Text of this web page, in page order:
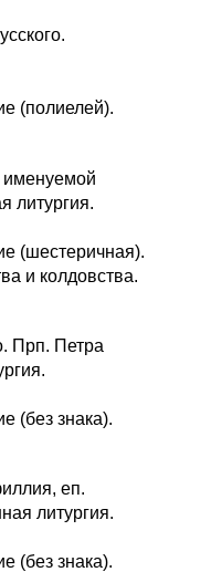
(полиелей).
литургия.
(шестеричная).
и колдовства.
Прп. Петра
(без знака).
еп.
литургия.
(без знака).